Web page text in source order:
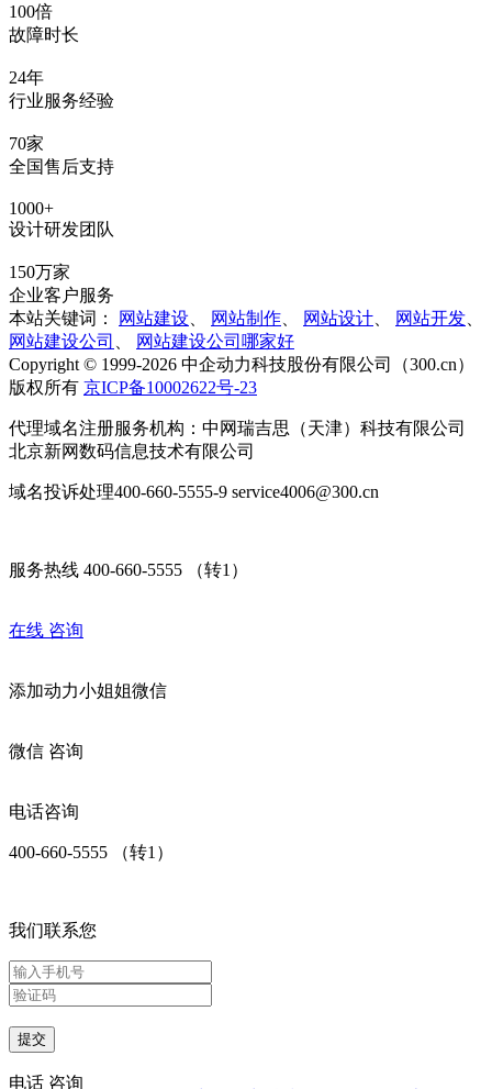
100倍
故障时长
24年
行业服务经验
70家
全国售后支持
1000+
设计研发团队
150万家
企业客户服务
本站关键词：
网站建设 网站制作 网站设计 网站开发
网站建设公司
网站建设公司哪家好
Copyright © 1999-2026 中企动力科技股份有限公司（300.cn）
版权所有 京ICP备10002622号-23
代理域名注册服务机构：中网瑞吉思（天津）科技有限公司
北京新网数码信息技术有限公司
域名投诉处理400-660-5555-9 service4006@300.cn
服务热线 400-660-5555 （转1）
在线 咨询
添加动力小姐姐微信
微信 咨询
电话咨询
400-660-5555 （转1）
我们联系您
提交
电话 咨询